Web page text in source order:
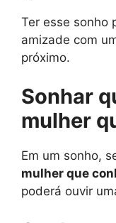
Ter esse sonho
amizade com
próximo.
Sonhar
mulher
Em um sonho,
mulher que
poderá ouvir